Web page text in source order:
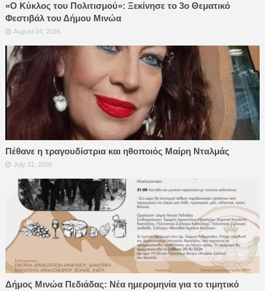
«Ο Κύκλος του Πολιτισμού»: Ξεκίνησε το 3ο Θεματικό
Φεστιβάλ του Δήμου Μινώα
August 04, 2026
Πέθανε η τραγουδίστρια και ηθοποιός Μαίρη Νταλμάς
July 31, 2026
Δήμος Μινώα Πεδιάδας: Νέα ημερομηνία για το τιμητικό